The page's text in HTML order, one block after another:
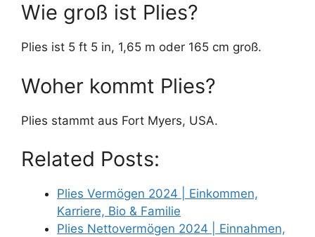
Wie groß ist Plies?
Plies ist 5 ft 5 in, 1,65 m oder 165 cm groß.
Woher kommt Plies?
Plies stammt aus Fort Myers, USA.
Related Posts:
Plies Vermögen 2024 | Einkommen,
Karriere, Bio & Familie
Plies Nettovermögen 2024 | Einnahmen,